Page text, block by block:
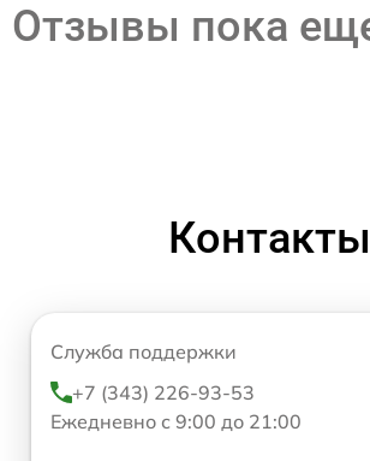
Отзывы пока
Контакты
Служба поддержки
+7 (343) 226-93-53
Ежедневно с 9:00 до 21:00